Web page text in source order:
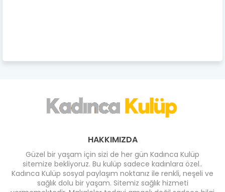
HAKKIMIZDA
Güzel bir yaşam için sizi de her gün Kadınca Kulüp
sitemize bekliyoruz. Bu kulüp sadece kadınlara özel..
Kadınca Kulüp sosyal paylaşım noktanız ile renkli, neşeli ve
sağlık dolu bir yaşam. Sitemiz sağlık hizmeti